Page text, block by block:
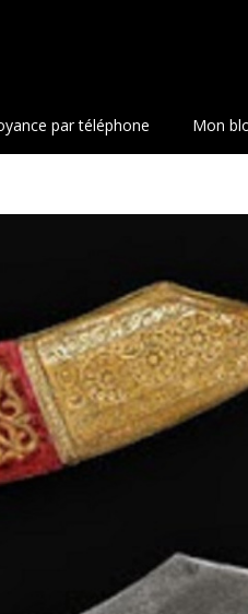
par téléphone Mon